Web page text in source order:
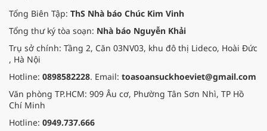
Tổng Biên Tập: ThS Nhà báo Chúc Kim Vinh
Tổng thư ký tòa soạn: Nhà báo Nguyễn Khải
Trụ sở chính: Tầng 2, Căn 03NV03, khu đô thị Lideco, Hoài Đức
, Hà Nội
Hotline: 0898582228. Email: toasoansuckhoeviet@gmail.com
Văn phòng TP.HCM: 909 Âu cơ, Phường Tân Sơn Nhì, TP Hồ
Chí Minh
Hotline: 0949.737.666